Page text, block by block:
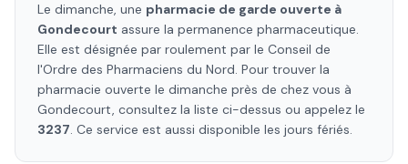
Le dimanche, une pharmacie de garde ouverte à
Gondecourt assure la permanence pharmaceutique.
Elle est désignée par roulement par le Conseil de
l'Ordre des Pharmaciens du Nord. Pour trouver la
pharmacie ouverte le dimanche près de chez vous à
Gondecourt, consultez la liste ci-dessus ou appelez le
3237. Ce service est aussi disponible les jours fériés.